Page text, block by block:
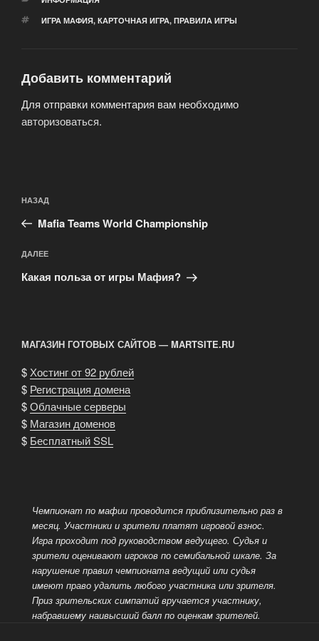
МЕТКИ
ИГРА МАФИЯ, КАРТОЧНАЯ ИГРА, ПРАВИЛА ИГРЫ
Добавить комментарий
Для отправки комментария вам необходимо
авторизоваться.
по
записям
Предыдущая
запись:
НАЗАД
Mafia Teams World Championship
Следующая
запись
ДАЛЕЕ
Какая польза от игры Мафия?
МАГАЗИН ГОТОВЫХ САЙТОВ — MARTSITE.RU
$ Хостинг от 92 рублей
$ Регистрация домена
$Облачные серверы
$ Магазин доменов
$ Бесплатный SSL
Чемпионат по мафии проводится приблизительно раз в
месяц. Участники и зрители платят игровой взнос.
Игра проходит под руководством ведущего. Судья и
зрители оценивают игроков по семибальной шкале. За
нарушение правил чемпионата ведущий или судья
имеют право удалить любого участника или зрителя.
Приз зрительских симпатий вручается участнику,
набравшему наивысший балл по оценкам зрителей.